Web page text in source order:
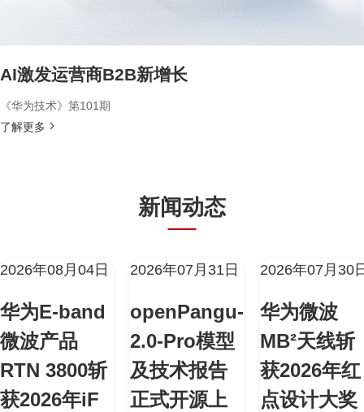
AI激发运营商B2B新增长
《华为技术》第101期
了解更多
新闻动态
2026年08月04日
华为E-band
微波产品
RTN 3800斩
获2026年iF
2026年07月31日
openPangu-
2.0-Pro模型
及技术报告
正式开源上
2026年07月30
华为微波
MB²天线斩
获2026年红
点设计大奖